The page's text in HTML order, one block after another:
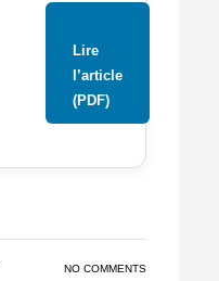
Lire
l’article
(PDF)
NO COMMENTS